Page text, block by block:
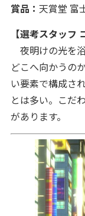
賞品： 天賞堂 富
【選考スタッフ
夜明けの光を
どこへ向かうの
い要素で構成さ
とは多い。こだ
があります。